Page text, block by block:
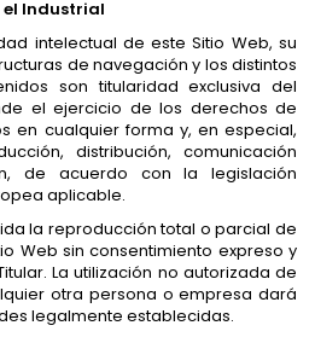
el Industrial
intelectual de este Sitio Web, su
de navegación y los distintos
son titularidad exclusiva del
el ejercicio de los derechos de
en cualquier forma y, en especial,
distribución, comunicación
de acuerdo con la legislación
aplicable.
la reproducción total o parcial de
Web sin consentimiento expreso y
La utilización no autorizada de
otra persona o empresa dará
legalmente establecidas.